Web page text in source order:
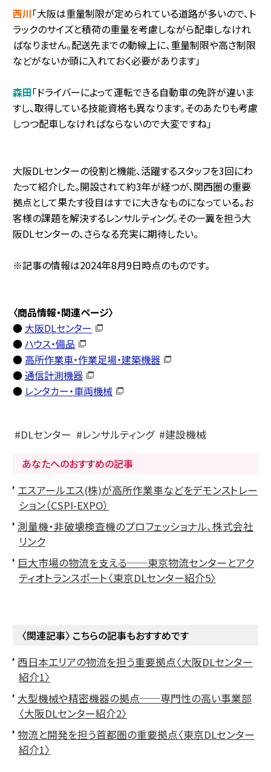
西川「大阪は重量制限が定められている道路が多いので、ト
ラックのサイズと積荷の重量を考慮しながら配車しなけれ
ばなりません。配送先までの動線上に、重量制限や高さ制限
などがないか頭に入れておく必要があります」
森田「ドライバーによって運転できる自動車の免許が違いま
すし、取得している技能資格も異なります。そのあたりも考慮
しつつ配車しなければならないので大変ですね」
大阪DLセンターの役割と機能、活躍するスタッフを3回にわ
たって紹介した。開設されて約3年が経つが、関西圏の重要
拠点として果たす役目はすでに大きなものになっている。お
客様の課題を解決するレンサルティング。その一翼を担う大
阪DLセンターの、さらなる充実に期待したい。
※記事の情報は2024年8月9日時点のものです。
〈商品情報・関連ページ〉
● 大阪DLセンター
●ハウス・備品
●高所作業車・作業足場・建築機器
●通信計測機器
● レンタカー・車両機械
DLセンター レンサルティング
建設機械
あなたへのおすすめの記事
エスアールエス(株)が高所作業車などをデモンストレー
ション（CSPI-EXPO）
測量機・非破壊検査機のプロフェッショナル、株式会社
リンク
巨大市場の物流を支える──東京物流センターとアク
ティオトランスポート〈東京DLセンター紹介5〉
〈関連記事〉 こちらの記事もおすすめです
西日本エリアの物流を担う重要拠点〈大阪DLセンター
紹介1〉
大型機械や精密機器の拠点──専門性の高い事業部
〈大阪DLセンター紹介2〉
物流と開発を担う首都圏の重要拠点〈東京DLセンター
紹介1〉